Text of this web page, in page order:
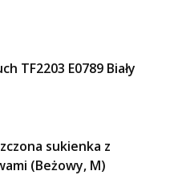
TF2203 E0789 Biały
sukienka z
(Beżowy, M)